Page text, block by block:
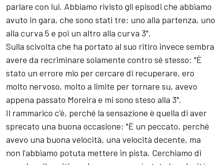
parlare con lui. Abbiamo rivisto gli episodi che abbiamo
avuto in gara, che sono stati tre: uno alla partenza, uno
alla curva 5 e poi un altro alla curva 3".
Sulla scivolta che ha portato al suo ritiro invece sembra
avere da recriminare solamente contro sé stesso: "È
stato un errore mio per cercare di recuperare, ero
molto nervoso, molto a limite per tornare su, avevo
appena passato Moreira e mi sono steso alla 3".
Il rammarico c'è, perché la sensazione è quella di aver
sprecato una buona occasione: "È un peccato, perché
avevo una buona velocità, una velocità decente, ma
non l'abbiamo potuta mettere in pista. Cerchiamo di